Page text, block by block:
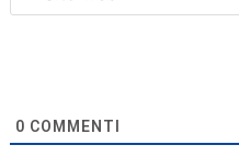
0 COMMENTI